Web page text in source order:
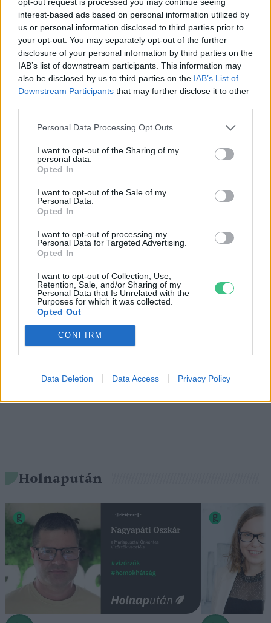
interest-based ads based on personal information utilized by
us or personal information disclosed to third parties prior to
your opt-out. You may separately opt-out of the further
disclosure of your personal information by third parties on the
IAB’s list of downstream participants. This information may
also be disclosed by us to third parties on the IAB’s List of
Downstream Participants that may further disclose it to other
Personal Data Processing Opt Outs
I want to opt-out of the Sharing of my
personal data.
Opted In
I want to opt-out of the Sale of my
Personal Data.
Opted In
I want to opt-out of processing my
Personal Data for Targeted Advertising.
Opted In
I want to opt-out of Collection, Use,
Retention, Sale, and/or Sharing of my
Personal Data that Is Unrelated with the
Purposes for which it was collected.
Opted Out
CONFIRM
Data Deletion Data Access Privacy Policy
Fotók: Lőrinczi István/Perma Gang Project
Vadász Alexa
A szerző további cikkei
Vitorlavirág – Így lesz gyönyörű a te
lakásodban is
ÉLŐ BOLYGÓNK
Cickafark – Az évezredek óta ismert
EGÉSZSÉGÜNK 1 perc
Nem csak növényrajongóknak! – 8
arborétum, amelyet érdemes
meglátogatni
Holnapután